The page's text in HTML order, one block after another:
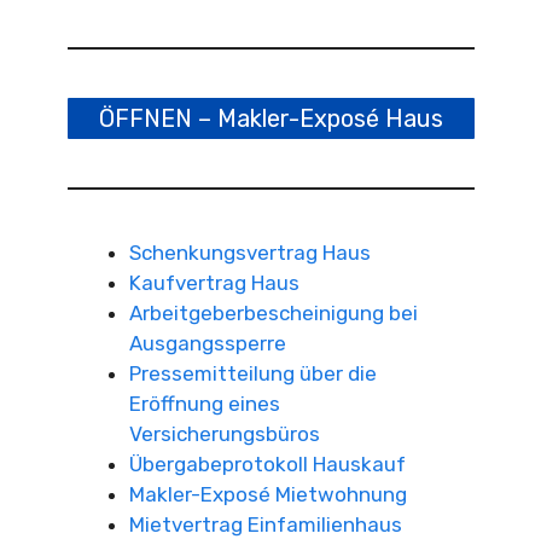
ÖFFNEN – Makler-Exposé Haus
Schenkungsvertrag Haus
Kaufvertrag Haus
Arbeitgeberbescheinigung bei
Ausgangssperre
Pressemitteilung über die
Eröffnung eines
Versicherungsbüros
Übergabeprotokoll Hauskauf
Makler-Exposé Mietwohnung
Mietvertrag Einfamilienhaus